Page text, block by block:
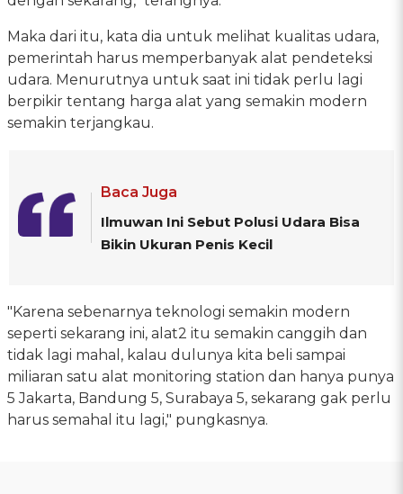
Maka dari itu, kata dia untuk melihat kualitas udara,
pemerintah harus memperbanyak alat pendeteksi
udara. Menurutnya untuk saat ini tidak perlu lagi
berpikir tentang harga alat yang semakin modern
semakin terjangkau.
Baca Juga
Ilmuwan Ini Sebut Polusi Udara Bisa
Bikin Ukuran Penis Kecil
"Karena sebenarnya teknologi semakin modern
seperti sekarang ini, alat2 itu semakin canggih dan
tidak lagi mahal, kalau dulunya kita beli sampai
miliaran satu alat monitoring station dan hanya punya
5 Jakarta, Bandung 5, Surabaya 5, sekarang gak perlu
harus semahal itu lagi," pungkasnya.